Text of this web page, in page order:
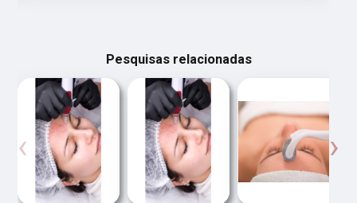
Pesquisas relacionadas
‹ ›